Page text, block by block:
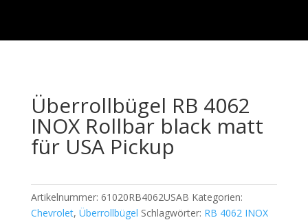
Überrollbügel RB 4062
INOX Rollbar black matt
für USA Pickup
Artikelnummer: 61020RB4062USAB Kategorien:
Chevrolet, Überrollbügel Schlagwörter: RB 4062 INOX